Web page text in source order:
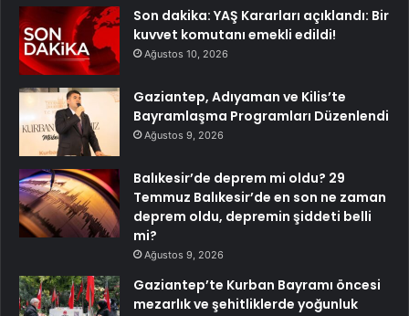
Son dakika: YAŞ Kararları açıklandı: Bir
kuvvet komutanı emekli edildi!
Ağustos 10, 2026
Gaziantep, Adıyaman ve Kilis’te
Bayramlaşma Programları Düzenlendi
Ağustos 9, 2026
Balıkesir’de deprem mi oldu? 29
Temmuz Balıkesir’de en son ne zaman
deprem oldu, depremin şiddeti belli
mi?
Ağustos 9, 2026
Gaziantep’te Kurban Bayramı öncesi
mezarlık ve şehitliklerde yoğunluk